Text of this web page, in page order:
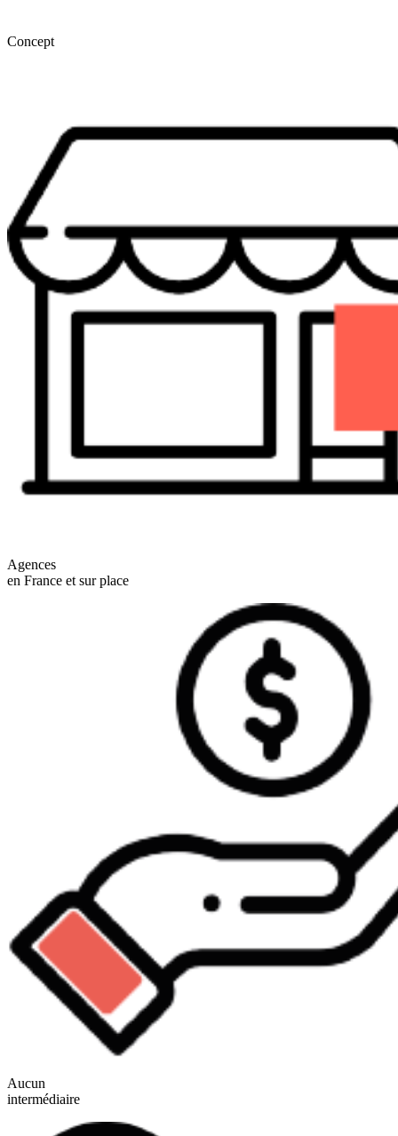
Concept
Agences
en France et sur place
Aucun
intermédiaire